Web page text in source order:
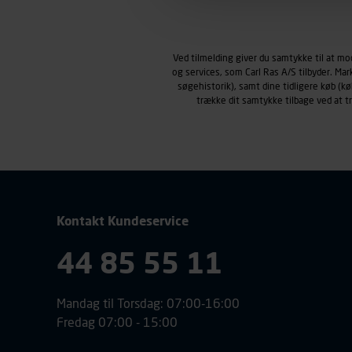
personoplysninger om
klikkes på, sider/indhold
smartphone mv.) samt de
Ved tilmelding giver du samtykke til at
og services, som Carl Ras A/S tilbyder.
søgehistorik), samt dine tidligere køb
trække dit samtykke tilbage ved at
Kontakt Kundeservice
44 85 55 11
Mandag til Torsdag: 07:00-16:00
Fredag 07:00 - 15:00